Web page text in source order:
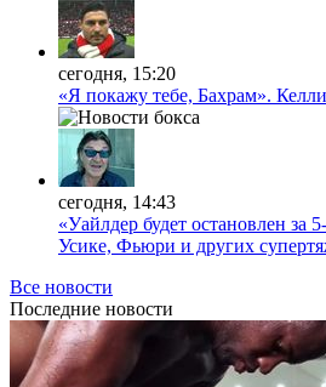
сегодня, 15:20
«Я покажу тебе, Бахрам».
сегодня, 14:43
«Уайлдер будет остановлен за
Усике, Фьюри и других
Все новости
Последние новости